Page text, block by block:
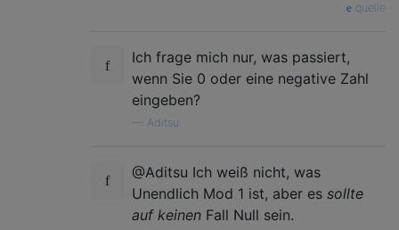
quelle
Ich frage mich nur, was passiert,
wenn Sie 0 oder eine negative Zahl
eingeben?
Aditsu
@Aditsu Ich weiß nicht, was
Unendlich Mod 1 ist, aber es sollte
auf keinen Fall Null sein.